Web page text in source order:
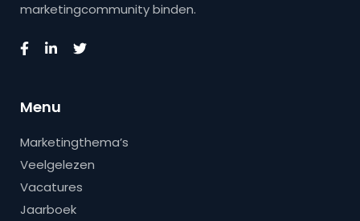
marketingcommunity binden.
Menu
Marketingthema’s
Veelgelezen
Vacatures
Jaarboek